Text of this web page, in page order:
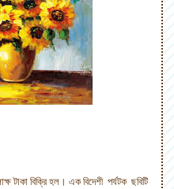
টাকা বিক্রি হল। এক বিদেশী পর্যটক ছবিটি